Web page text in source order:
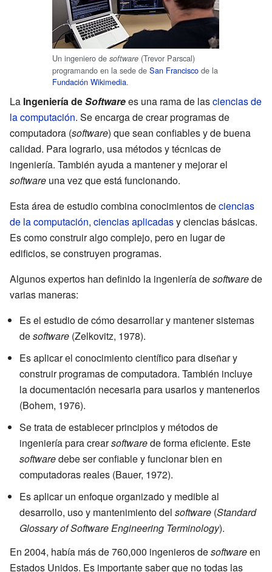
Un ingeniero de software(Trevor Parscal)
programando en la sede de San Franciscode la
Fundación Wikimedia.
La Ingeniería deSoftwarees una rama de lasciencias de
la computación. Se encarga de crear programas de
computadora (software) que sean confiables y de buena
calidad. Para lograrlo, usa métodos y técnicas de
ingeniería. También ayuda a mantener y mejorar el
software una vez que está funcionando.
Esta área de estudio combina conocimientos deciencias
de la computación, ciencias aplicadasy ciencias básicas.
Es como construir algo complejo, pero en lugar de
edificios, se construyen programas.
Algunos expertos han definido la ingeniería desoftwarede
varias maneras:
Es el estudio de cómo desarrollar y mantener sistemas
desoftware (Zelkovitz, 1978).
Es aplicar el conocimiento científico para diseñar y
construir programas de computadora. También incluye
la documentación necesaria para usarlos y mantenerlos
(Bohem, 1976).
Se trata de establecer principios y métodos de
ingeniería para crearsoftwarede forma eficiente. Este
softwaredebe ser confiable y funcionar bien en
computadoras reales (Bauer, 1972).
Es aplicar un enfoque organizado y medible al
desarrollo, uso y mantenimiento del software (Standard
Glossary of Software Engineering Terminology).
En 2004, había más de 760,000 ingenieros desoftwareen
Estados Unidos. Es importante saber que no todas las